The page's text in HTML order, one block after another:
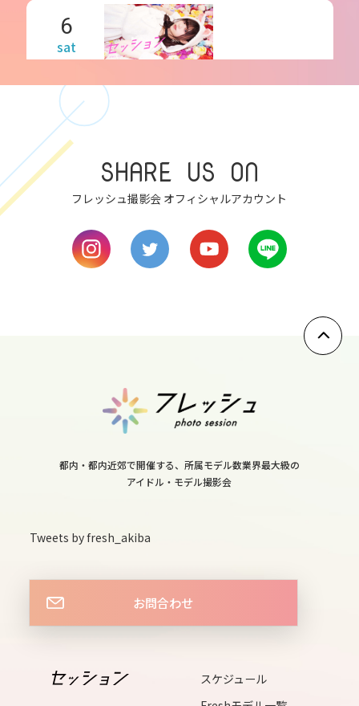
6
sat
7
sun
8
tue
SHARE US ON
フレッシュ撮影会 オフィシャルアカウント
都内・都内近郊で開催する、所属モデル数業界最大級の
アイドル・モデル撮影会
Tweets by fresh_akiba
お問合わせ
スケジュール